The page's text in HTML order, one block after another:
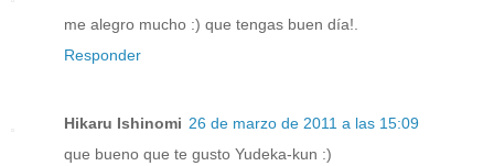
me alegro mucho :) que tengas buen día!.
Responder
Hikaru Ishinomi 26 de marzo de 2011 a las 15:09
que bueno que te gusto Yudeka-kun :)